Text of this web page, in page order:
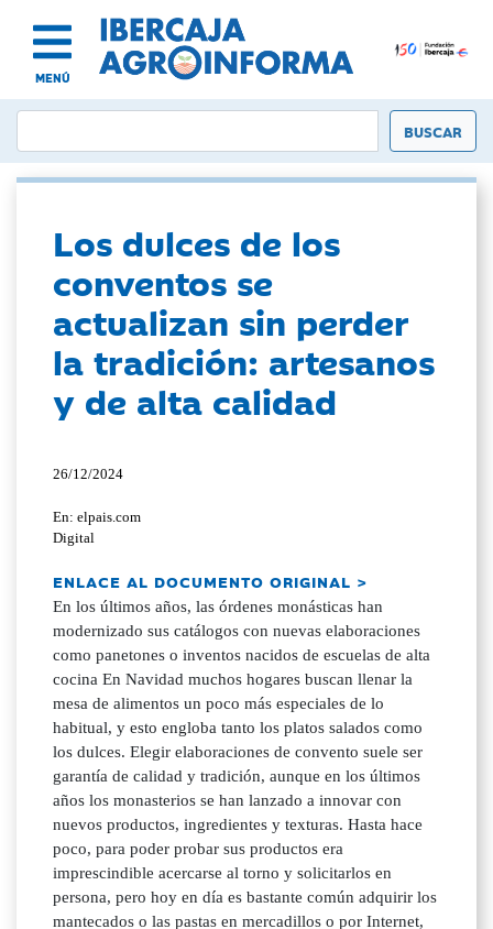
MENÚ
Los dulces de los
conventos se
actualizan sin perder
la tradición: artesanos
y de alta calidad
26/12/2024
En: elpais.com
Digital
ENLACE AL DOCUMENTO ORIGINAL >
En los últimos años, las órdenes monásticas han
modernizado sus catálogos con nuevas elaboraciones
como panetones o inventos nacidos de escuelas de alta
cocina En Navidad muchos hogares buscan llenar la
mesa de alimentos un poco más especiales de lo
habitual, y esto engloba tanto los platos salados como
los dulces. Elegir elaboraciones de convento suele ser
garantía de calidad y tradición, aunque en los últimos
años los monasterios se han lanzado a innovar con
nuevos productos, ingredientes y texturas. Hasta hace
poco, para poder probar sus productos era
imprescindible acercarse al torno y solicitarlos en
persona, pero hoy en día es bastante común adquirir los
mantecados o las pastas en mercadillos o por Internet,